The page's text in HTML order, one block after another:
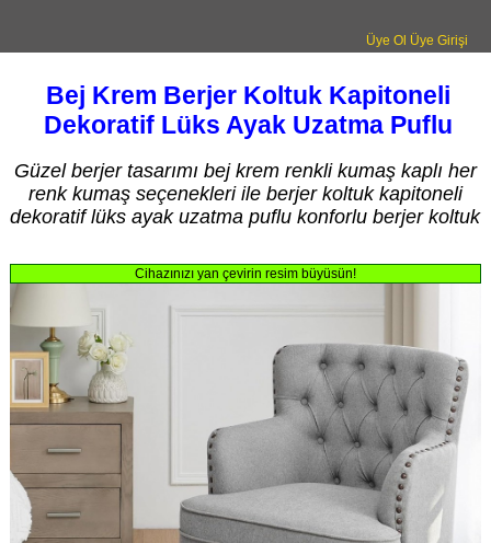
Üye Ol Üye Girişi
Bej Krem Berjer Koltuk Kapitoneli
Dekoratif Lüks Ayak Uzatma Puflu
Güzel berjer tasarımı bej krem renkli kumaş kaplı her
renk kumaş seçenekleri ile berjer koltuk kapitoneli
dekoratif lüks ayak uzatma puflu konforlu berjer koltuk
Cihazınızı yan çevirin resim büyüsün!